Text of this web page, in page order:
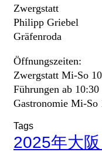
Zwergstatt
Philipp Griebel
Gräfenroda
Öffnungszeiten:
Zwergstatt Mi-So
Führungen ab 10:30
Gastronomie Mi-So
Tags
2025年大